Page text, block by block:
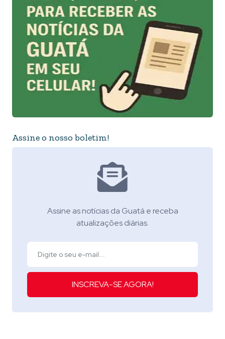
Assine o nosso boletim!
Assine as notícias da Guatá e receba
atualizações diárias.
INSCREVA-SE AGORA!